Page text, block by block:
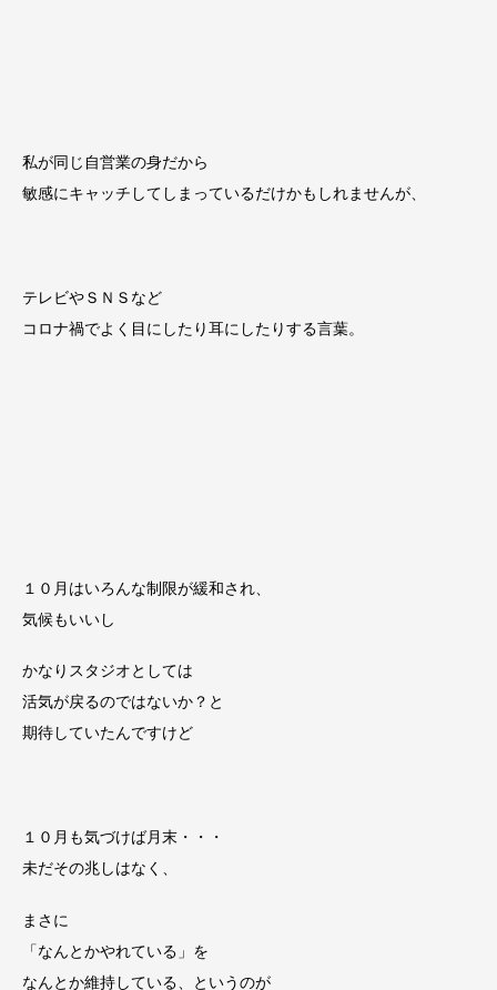
私が同じ自営業の身だから
敏感にキャッチしてしまっているだけかもしれませんが、
テレビやＳＮＳなど
コロナ禍でよく目にしたり耳にしたりする言葉。
１０月はいろんな制限が緩和され、
気候もいいし
かなりスタジオとしては
活気が戻るのではないか？と
期待していたんですけど
１０月も気づけば月末・・・
未だその兆しはなく、
まさに
「なんとかやれている」を
なんとか維持している、というのが